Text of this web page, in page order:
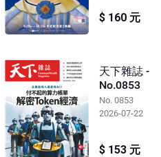
$ 160 元
天下雜誌 -
No.0853
No. 0853
2026-07-22
$ 153 元